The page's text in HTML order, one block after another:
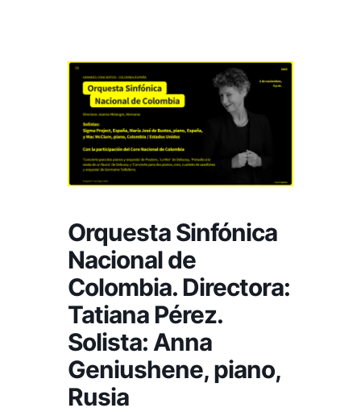
Orquesta Sinfónica
Nacional de
Colombia. Directora:
Tatiana Pérez.
Solista: Anna
Geniushene, piano,
Rusia